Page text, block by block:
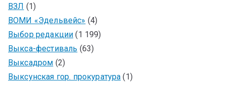
ВЗЛ (1)
ВОМИ «Эдельвейс» (4)
Выбор редакции (1 199)
Выкса-фестиваль (63)
Выксадром (2)
Выксунская гор. прокуратура (1)